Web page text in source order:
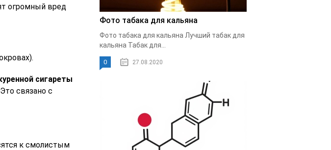
огромный вред
сигареты
связано с
к смолистым
Фото табака для кальяна
Фото табака для кальяна Лучший табак для
кальяна Табак для...
0 27.08.2020